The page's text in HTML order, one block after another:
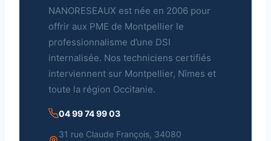
NANORESEAUX est née en 2006 pour
offrir aux PME de Montpellier le
professionnalisme d’une DSI
internalisée. Nos techniciens certifiés
interviennent sur Montpellier, Nîmes et
toute la région Occitanie.
04 99 74 99 03
31 rue Claude François, 34080